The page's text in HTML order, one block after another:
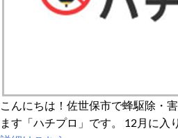
こんにちは！佐世保市で蜂駆除・
ます「ハチプロ」です。 12月に入り